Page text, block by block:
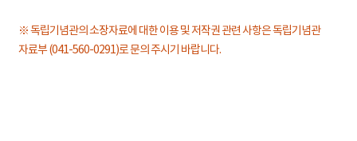
※ 독립기념관의 소장자료에 대한 이용 및 저작권 관련 사항은 독립기념관
자료부 (041-560-0291)로 문의 주시기 바랍니다.